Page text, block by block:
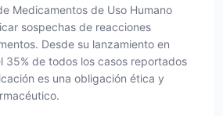
Medicamentos de Uso Humano
sospechas de reacciones
Desde su lanzamiento en
35% de todos los casos reportados
es una obligación ética y